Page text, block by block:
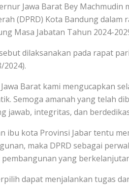
Jawa Barat Bey Machmudin
(DPRD) Kota Bandung dalam
Masa Jabatan Tahun 2024-
dilaksanakan pada rapat
2024).
Barat kami mengucapkan
Semoga amanah yang telah
integritas, dan
ibu kota Provinsi Jabar tentu
maka DPRD sebagai
yang
dapat menjalankan tugas